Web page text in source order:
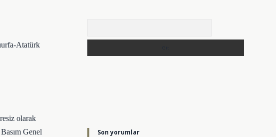
Atatürk
olarak
Genel
Son yorumlar